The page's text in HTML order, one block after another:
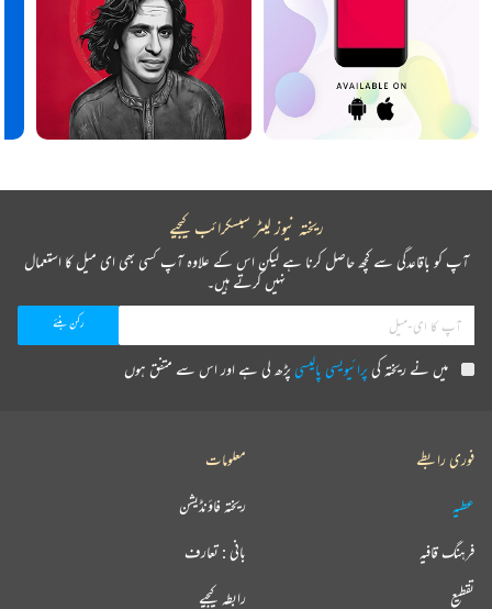
ریختہ نیوز لیٹر سبسکرائب کیجیے
آپ کو باقاعدگی سے کچھ حاصل کرنا ہے لیکن اس کے علاوہ آپ کسی بھی ای میل کا استعمال
نہیں کرتے ہیں۔
میں نے ریختہ کیپرائیویسی پالیسیپڑھ لی ہے اور اس سے متفق ہوں
فوری رابطے
عطیہ
فرہنگ قافیہ
تقطیع
معلومات
ریختہ فاؤنڈیشن
بانی : تعارف
رابطہ کیجیے